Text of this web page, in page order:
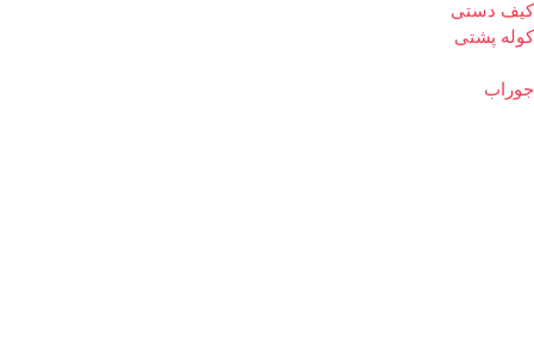
کیف دستی
کوله پشتی
جوراب